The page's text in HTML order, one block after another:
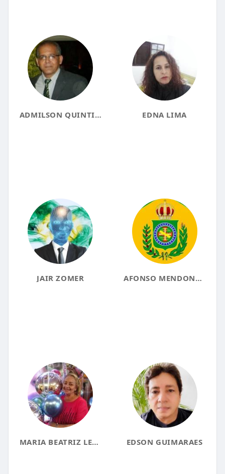
ADMILSON QUINTINO SALES JUNIOR EDNA LIMA
JAIR ZOMER AFONSO MENDONCA
MARIA BEATRIZ LEITE EDSON GUIMARAES